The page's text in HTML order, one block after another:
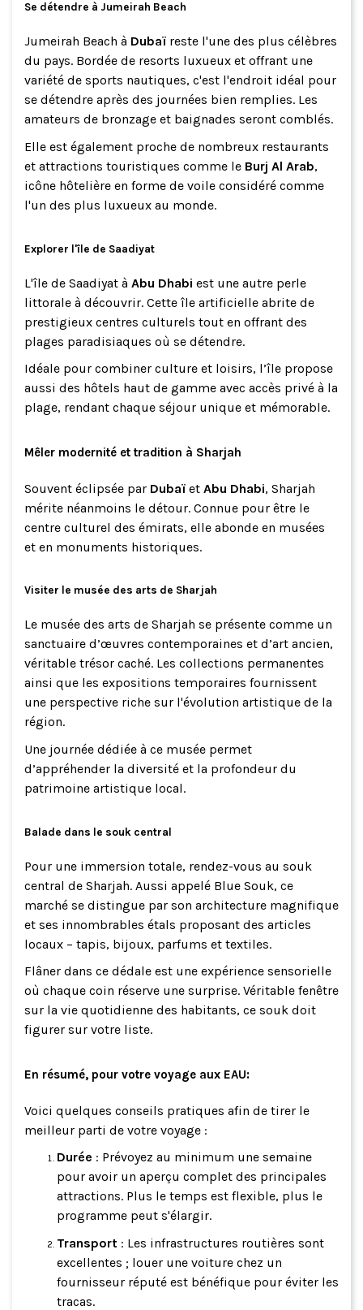
Se détendre à Jumeirah Beach
Jumeirah Beach à Dubaï reste l'une des plus célèbres
du pays. Bordée de resorts luxueux et offrant une
variété de sports nautiques, c'est l'endroit idéal pour
se détendre après des journées bien remplies. Les
amateurs de bronzage et baignades seront comblés.
Elle est également proche de nombreux restaurants
et attractions touristiques comme le Burj Al Arab,
icône hôtelière en forme de voile considéré comme
l'un des plus luxueux au monde.
Explorer l'île de Saadiyat
L'île de Saadiyat à Abu Dhabi est une autre perle
littorale à découvrir. Cette île artificielle abrite de
prestigieux centres culturels tout en offrant des
plages paradisiaques où se détendre.
Idéale pour combiner culture et loisirs, l’île propose
aussi des hôtels haut de gamme avec accès privé à la
plage, rendant chaque séjour unique et mémorable.
Mêler modernité et tradition à Sharjah
Souvent éclipsée par Dubaï et Abu Dhabi, Sharjah
mérite néanmoins le détour. Connue pour être le
centre culturel des émirats, elle abonde en musées
et en monuments historiques.
Visiter le musée des arts de Sharjah
Le musée des arts de Sharjah se présente comme un
sanctuaire d’œuvres contemporaines et d’art ancien,
véritable trésor caché. Les collections permanentes
ainsi que les expositions temporaires fournissent
une perspective riche sur l'évolution artistique de la
région.
Une journée dédiée à ce musée permet
d’appréhender la diversité et la profondeur du
patrimoine artistique local.
Balade dans le souk central
Pour une immersion totale, rendez-vous au souk
central de Sharjah. Aussi appelé Blue Souk, ce
marché se distingue par son architecture magnifique
et ses innombrables étals proposant des articles
locaux – tapis, bijoux, parfums et textiles.
Flâner dans ce dédale est une expérience sensorielle
où chaque coin réserve une surprise. Véritable fenêtre
sur la vie quotidienne des habitants, ce souk doit
figurer sur votre liste.
En résumé, pour votre voyage aux EAU:
Voici quelques conseils pratiques afin de tirer le
meilleur parti de votre voyage :
Durée : Prévoyez au minimum une semaine
pour avoir un aperçu complet des principales
attractions. Plus le temps est flexible, plus le
programme peut s'élargir.
Transport : Les infrastructures routières sont
excellentes ; louer une voiture chez un
fournisseur réputé est bénéfique pour éviter les
tracas.